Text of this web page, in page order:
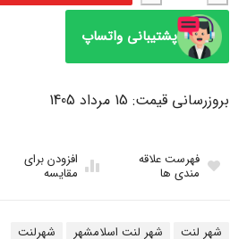
پشتیبانی واتساپ
بروزرسانی قیمت: 15 مرداد 1405
فهرست علاقه
مندی ها
افزودن برای
مقایسه
برچسب:
شهر لنت شهر لنت اسلامشهر
شهرلنت